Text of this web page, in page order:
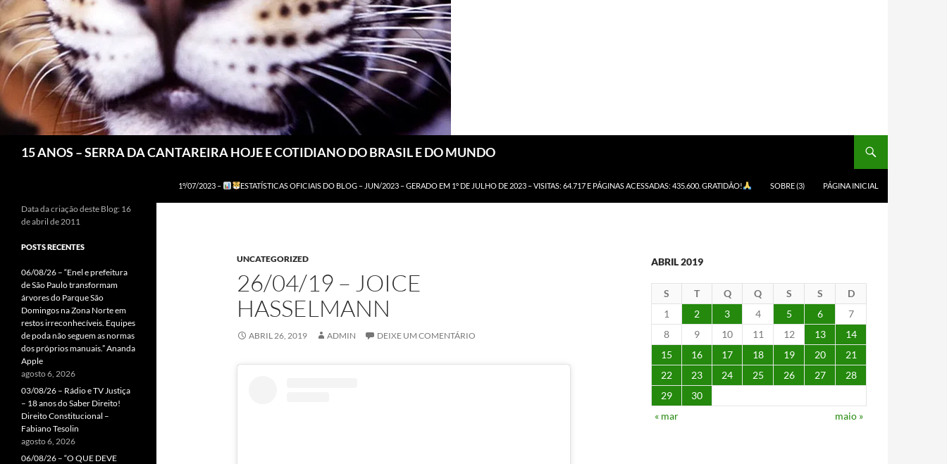
15 ANOS – SERRA DA CANTAREIRA HOJE E COTIDIANO DO BRASIL E DO MUNDO
1º/07/2023 – ESTATÍSTICAS OFICIAIS DO BLOG – JUN/2023 – GERADO EM 1º DE JULHO DE 2023 – VISITAS: 64.717 E PÁGINAS ACESSADAS: 435.600. GRATIDÃO! SOBRE (3) PÁGINA INICIAL
UNCATEGORIZED
26/04/19 – JOICE
HASSELMANN
ABRIL 26, 2019 ADMIN DEIXE UM COMENTÁRIO
ABRIL 2019
S T Q Q S S
D
1
2 3 4 5 6
7
8
9 10 11 12 13
14
15
16 17 18 19 20
21
22
23 24 25 26 27
28
29
30
« mar
maio »
Data da criação deste Blog: 16
de abril de 2011
POSTS RECENTES
06/08/26 – “Enel e prefeitura
de São Paulo transformam
árvores do Parque São
Domingos na Zona Norte em
restos irreconhecíveis. Equipes
de poda não seguem as normas
dos próprios manuais.” Ananda
Apple
agosto 6, 2026
03/08/26 – Rádio e TV Justiça
– 18 anos do Saber Direito!
Direito Constitucional –
Fabiano Tesolin
agosto 6, 2026
06/08/26 – “O QUE DEVE